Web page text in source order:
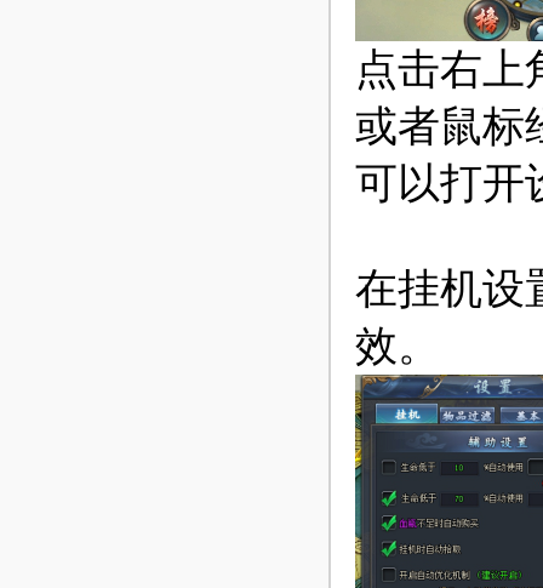
点击右上
或者鼠标
可以打开
在挂机设
效。